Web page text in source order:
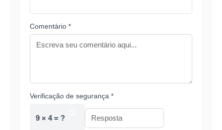
Comentário *
Verificação de segurança *
9 × 4 = ?